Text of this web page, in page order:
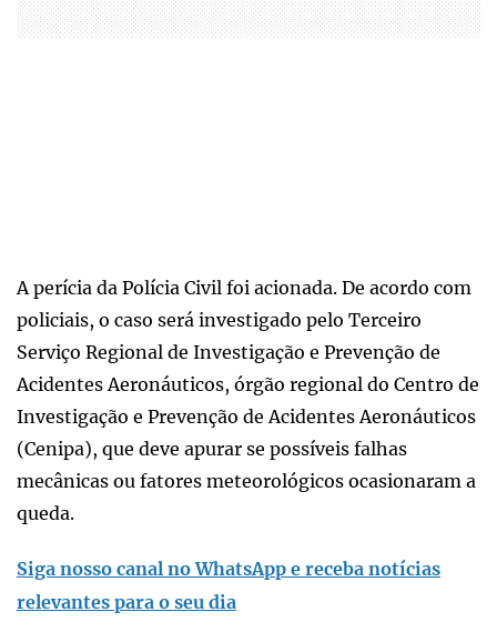
A perícia da Polícia Civil foi acionada. De acordo com
policiais, o caso será investigado pelo Terceiro
Serviço Regional de Investigação e Prevenção de
Acidentes Aeronáuticos, órgão regional do Centro de
Investigação e Prevenção de Acidentes Aeronáuticos
(Cenipa), que deve apurar se possíveis falhas
mecânicas ou fatores meteorológicos ocasionaram a
queda.
Siga nosso canal no WhatsApp e receba notícias
relevantes para o seu dia